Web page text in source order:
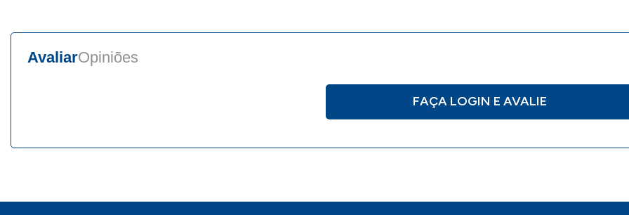
AvaliarOpiniões
FAÇA LOGIN E AVALIE